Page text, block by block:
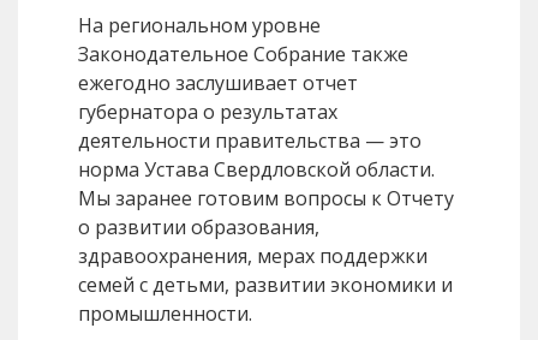
На региональном уровне
Законодательное Собрание также
ежегодно заслушивает отчет
губернатора о результатах
деятельности правительства — это
норма Устава Свердловской области.
Мы заранее готовим вопросы к Отчету
о развитии образования,
здравоохранения, мерах поддержки
семей с детьми, развитии экономики и
промышленности.